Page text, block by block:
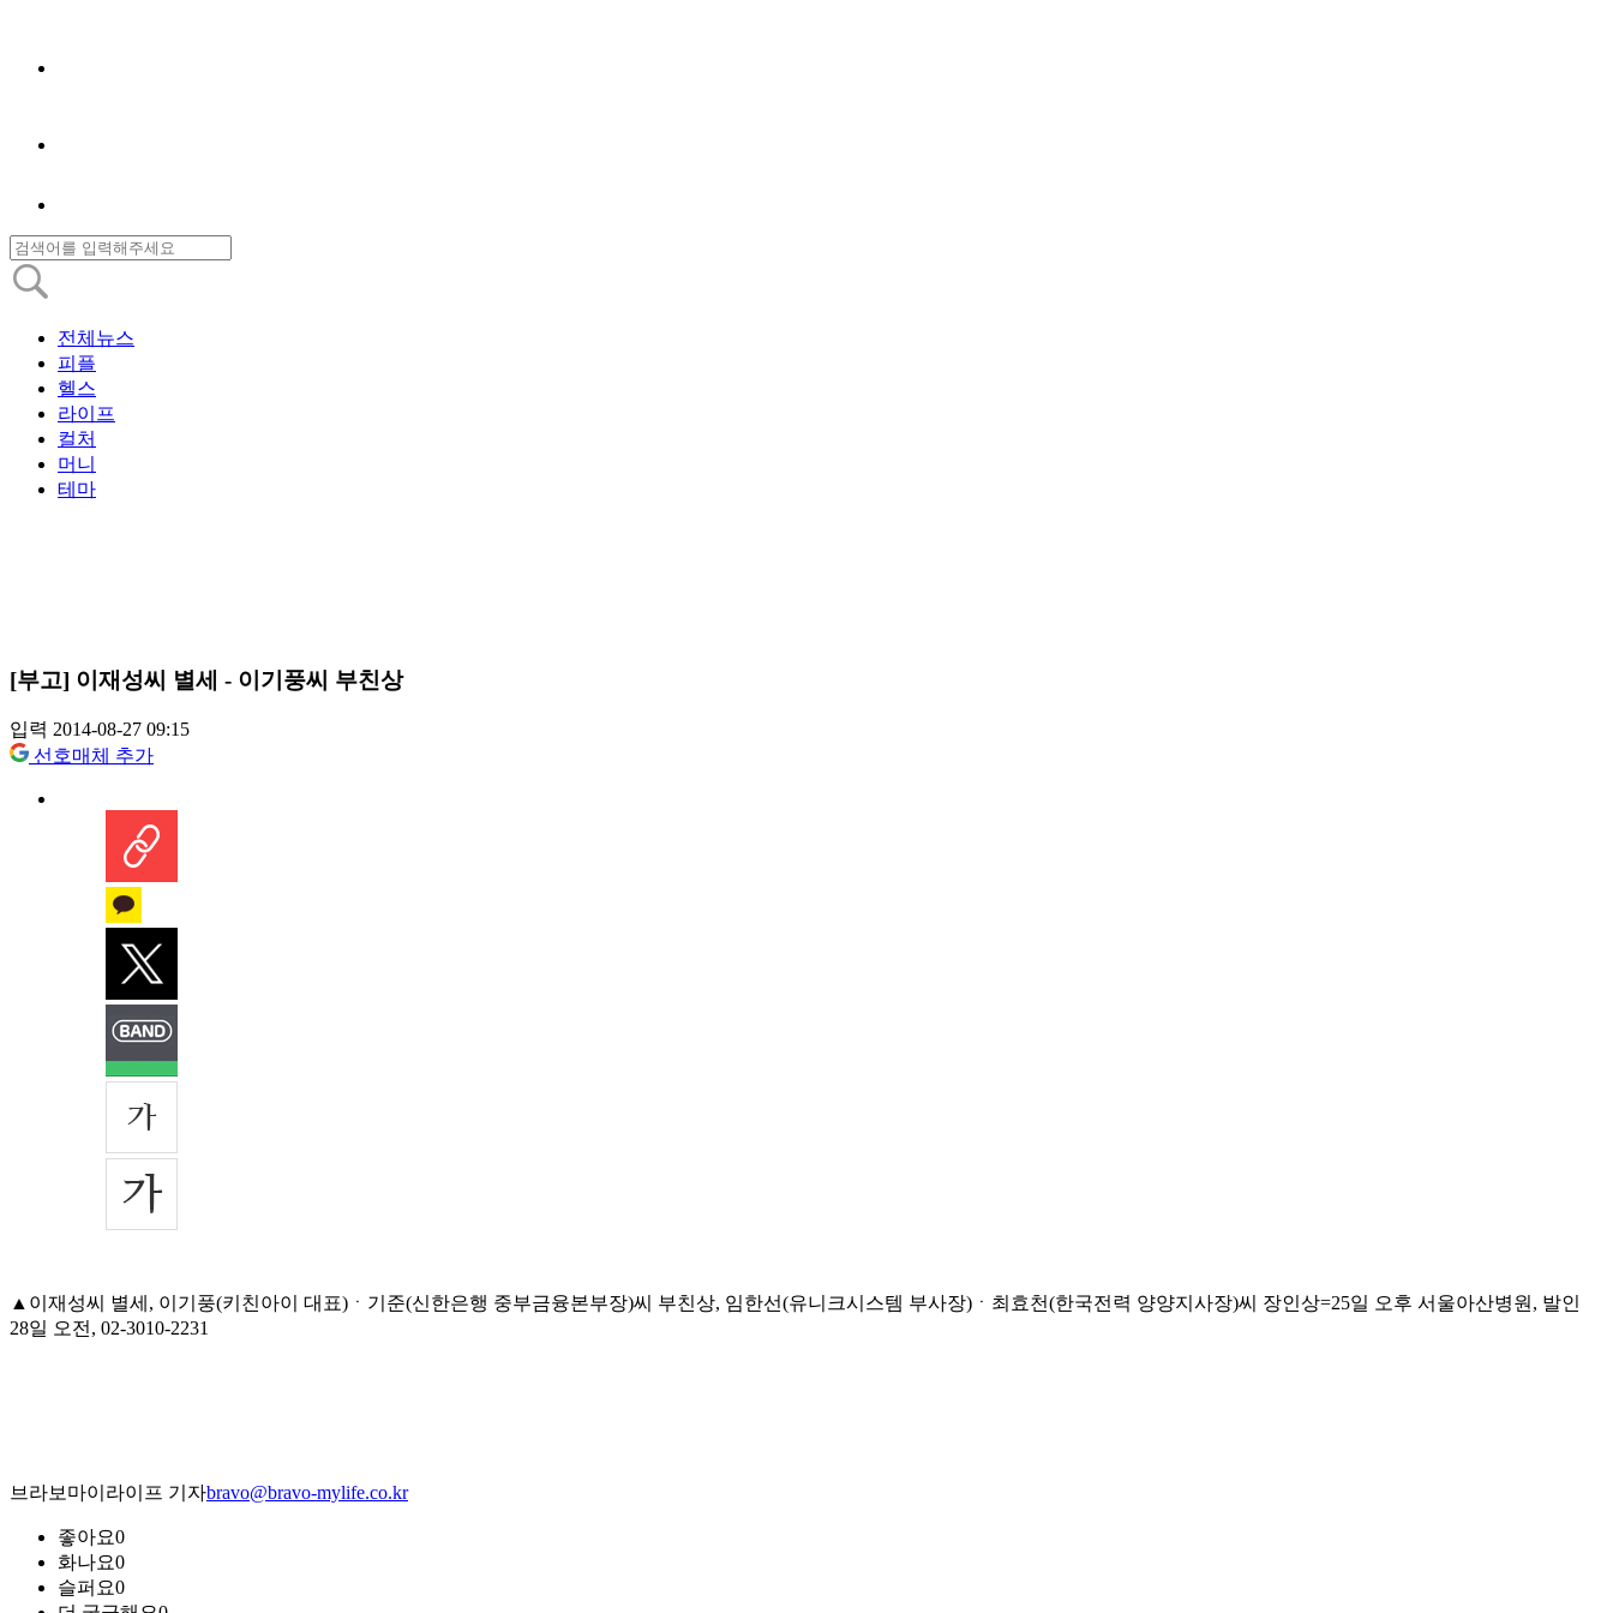
전체뉴스
피플
헬스
라이프
컬처
머니
테마
[부고] 이재성씨 별세 - 이기풍씨 부친상
입력 2014-08-27 09:15
선호매체 추가
▲이재성씨 별세, 이기풍(키친아이 대표)ㆍ기준(신한은행 중부금융본부장)씨 부친상, 임한선(유니크시스템 부사장)ㆍ최효천(한국전력 양양지사장)씨 장인상=25일 오후 서울아산병원, 발인
28일 오전, 02-3010-2231
브라보마이라이프 기자bravo@bravo-mylife.co.kr
좋아요0
화나요0
슬퍼요0